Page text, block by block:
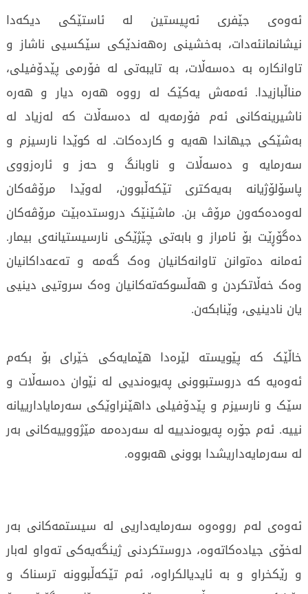
ئەوەی جێفری ئەپیستین لە ئاستێکی دیکەدا
نیشانمانئەدات، بەخشینی رەهەندێکی سێکسیی ناشاز و
تاوانکارە بە دەسەڵات، بە تایبەتی لە فۆرمی پێدۆفیلی،
مناڵبازیدا. ئەمەش یەکێک لە رووە هەرە دیار و هەرە
ناشیرینەکانی ئەم فۆرمەیە لە دەسەڵات کە لەزیاد لە
بەشێکی جیهاندا هەیە و کاردەکات. لە کوێدا نارسیزم و
سەرمایە و دەسەڵات و ناوبانگ و حەز و ئارەزووی
پاسۆلۆژیانە بەیەکتری تێکەڵبوون، لەوێدا مرۆڤەکان
لەوەدەکەون مرۆڤ بن. ماشێنێک دروستدەبێت مرۆڤەکان
دەگۆڕێت بۆ ئامراز و بابەتی چێژێکی نارسیستیانەی بیمار.
ئەمانە دەتوانن تاوانەکانیان وەک گەمە و تەعەداکانیان
وەک خەڵاتکردن و هەڵسوکەتەکانیان وەک سروتیی دینیی
یان نادینیی، وێنابکەن.
خاڵێک کە پێویستە لێرەدا هێمایەکی خێرای بۆ بکەم
ئەوەیە کە دروستبوونی پەیوەندیی لە نێوان دەسەڵات و
سێک و نارسیزم و پێدۆفیلی داهێنراوێکی سەرمایادارییانە
نییە. ئەم جۆرە پەیوەندییە لە سەردەمە مێژووییەکانی بەر
لە سەرمایەداریشدا بوونی هەبووە.
ئەوەی لەم رووەوە سەرمایەداریی لە سیستمەکانی بەر
لەخۆی جیادەکاتەوە، دروستکردنی ژینگەیەکی تەواو لەبار
و رێکخراو و بە ئایدیالکراوە، ئەم تێکەڵبوونە ترسناک و